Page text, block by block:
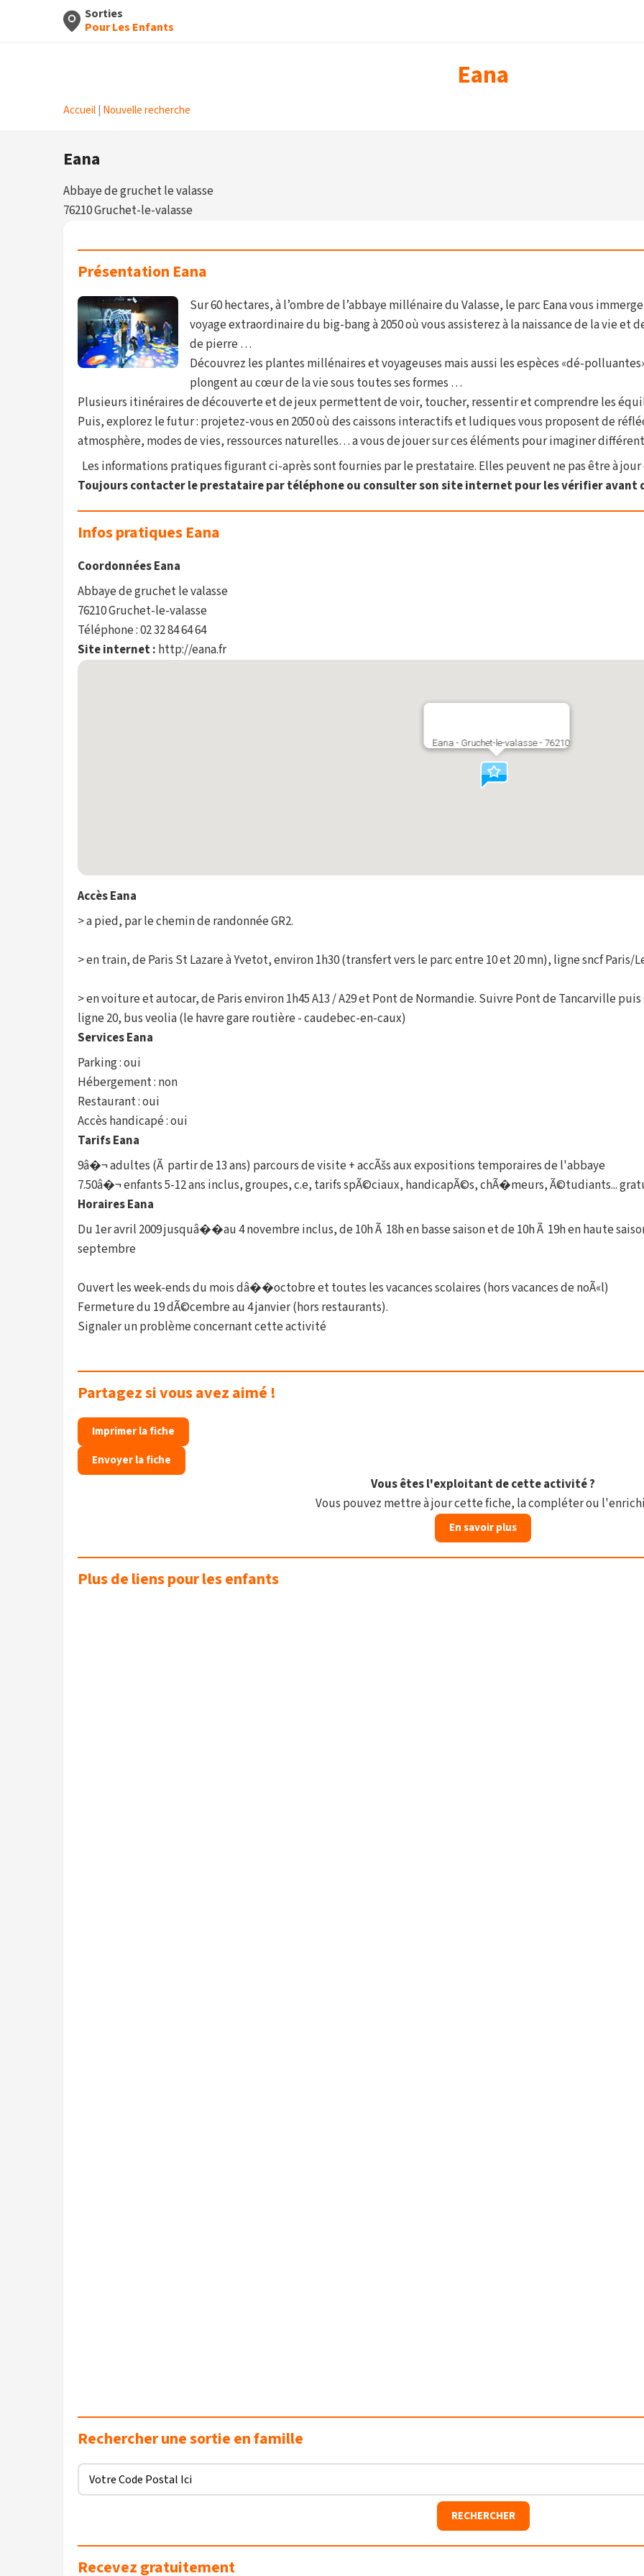
Sorties
Pour Les Enfants
Eana
Accueil Nouvelle recherche
Eana
Abbaye de gruchet le valasse
76210 Gruchet-le-valasse
Présentation Eana
Sur 60 hectares, à l’ombre de l’abbaye millénaire du Valasse, le parc Eana vous
voyage extraordinaire du big-bang à 2050 où vous assisterez à la naissance de la vie et
de pierre …
Découvrez les plantes millénaires et voyageuses mais aussi les espèces «dé-
plongent au cœur de la vie sous toutes ses formes …
Plusieurs itinéraires de découverte et de jeux permettent de voir, toucher, ressentir et comprendre les
Puis, explorez le futur : projetez-vous en 2050 où des caissons interactifs et ludiques vous proposent de
atmosphère, modes de vies, ressources naturelles… a vous de jouer sur ces éléments pour imaginer
Les informations pratiques figurant ci-après sont fournies par le prestataire. Elles peuvent ne pas être à
Toujours contacter le prestataire par téléphone ou consulter son site internet pour les vérifier avant
Infos pratiques Eana
Coordonnées Eana
Abbaye de gruchet le valasse
76210 Gruchet-le-valasse
Téléphone : 02 32 84 64 64
Site internet : http://eana.fr
Eana - Gruchet-le-valasse - 76210
Accès Eana
> a pied, par le chemin de randonnée GR2.
> en train, de Paris St Lazare à Yvetot, environ 1h30 (transfert vers le parc entre 10 et 20 mn), ligne sncf Paris/
> en voiture et autocar, de Paris environ 1h45 A13 / A29 et Pont de Normandie. Suivre Pont de Tancarville
ligne 20, bus veolia (le havre gare routière - caudebec-en-caux)
Services Eana
Parking : oui
Hébergement : non
Restaurant : oui
Accès handicapé : oui
Tarifs Eana
9â�¬ adultes (Ã partir de 13 ans) parcours de visite + accÃšs aux expositions temporaires de l'abbaye
7.50â�¬ enfants 5-12 ans inclus, groupes, c.e, tarifs spÃ©ciaux, handicapÃ©s, chÃ�meurs, Ã©tudiants...
Horaires Eana
Du 1er avril 2009 jusquâ��au 4 novembre inclus, de 10h Ã 18h en basse saison et de 10h Ã 19h en haute
septembre
Ouvert les week-ends du mois dâ��octobre et toutes les vacances scolaires (hors vacances de noÃ«l)
Fermeture du 19 dÃ©cembre au 4 janvier (hors restaurants).
Signaler un problème concernant cette activité
Partagez si vous avez aimé !
Imprimer la fiche
Envoyer la fiche
Vous êtes l'exploitant de cette activité ?
Vous pouvez mettre à jour cette fiche, la compléter ou
En savoir plus
Plus de liens pour les enfants
Rechercher une sortie en famille
Recevez gratuitement